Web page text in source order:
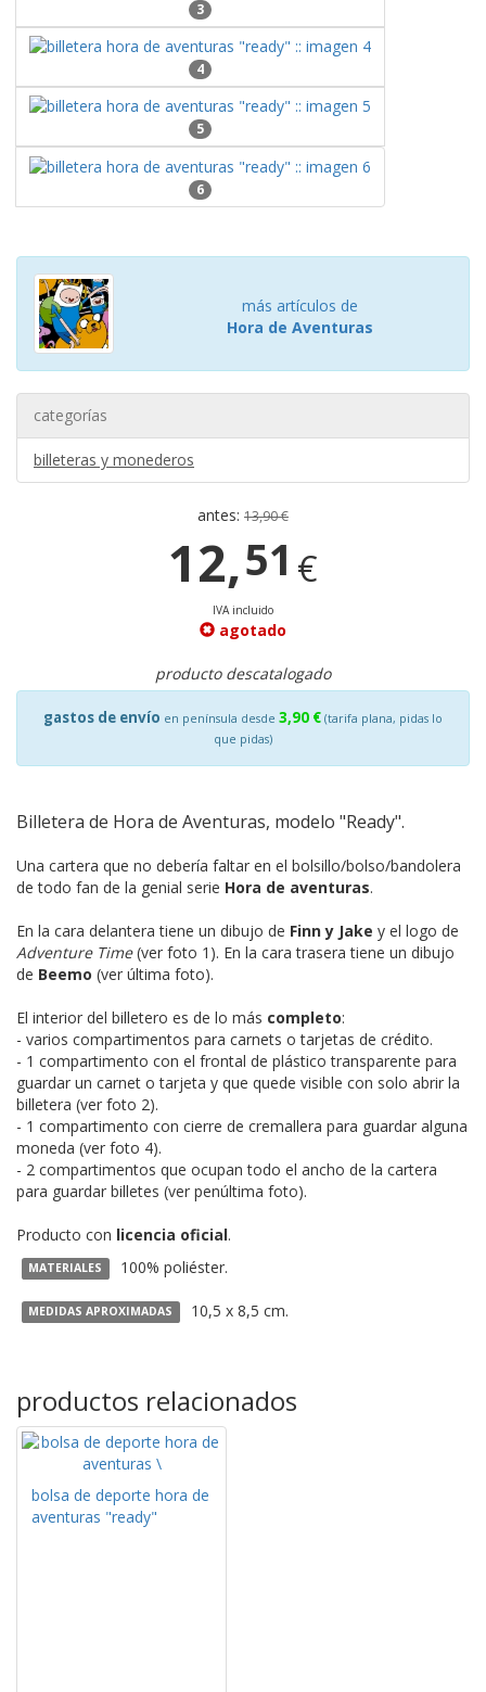
3
4
5
6
más artículos de
Hora de Aventuras
categorías
billeteras y monederos
antes: 13,90 €
12,51 €
IVA incluido
agotado
producto descatalogado
gastos de envío en península desde 3,90 € (tarifa plana, pidas lo
que pidas)
Billetera de Hora de Aventuras, modelo "Ready".
Una cartera que no debería faltar en el bolsillo/bolso/bandolera
de todo fan de la genial serie Hora de aventuras.
En la cara delantera tiene un dibujo de Finn y Jake y el logo de
Adventure Time(ver foto 1). En la cara trasera tiene un dibujo
de Beemo (ver última foto).
El interior del billetero es de lo más completo:
- varios compartimentos para carnets o tarjetas de crédito.
- 1 compartimento con el frontal de plástico transparente para
guardar un carnet o tarjeta y que quede visible con solo abrir la
billetera (ver foto 2).
- 1 compartimento con cierre de cremallera para guardar alguna
moneda (ver foto 4).
- 2 compartimentos que ocupan todo el ancho de la cartera
para guardar billetes (ver penúltima foto).
Producto con licencia oficial.
MATERIALES 100% poliéster.
MEDIDAS APROXIMADAS 10,5 x 8,5 cm.
productos relacionados
bolsa de deporte hora de
aventuras "ready"